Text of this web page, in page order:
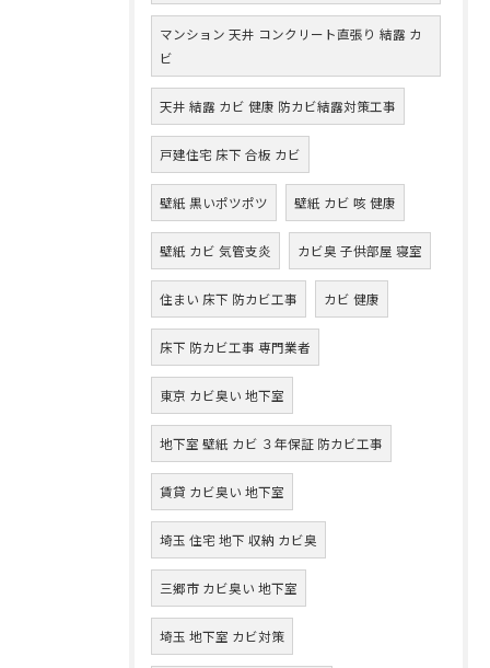
マンション 天井 コンクリート直張り 結露 カ
ビ
天井 結露 カビ 健康 防カビ結露対策工事
戸建住宅 床下 合板 カビ
壁紙 黒いポツポツ 壁紙 カビ 咳 健康
壁紙 カビ 気管支炎 カビ臭 子供部屋 寝室
住まい 床下 防カビ工事 カビ 健康
床下 防カビ工事 専門業者
東京 カビ臭い 地下室
地下室 壁紙 カビ ３年保証 防カビ工事
賃貸 カビ臭い 地下室
埼玉 住宅 地下 収納 カビ臭
三郷市 カビ臭い 地下室
埼玉 地下室 カビ対策